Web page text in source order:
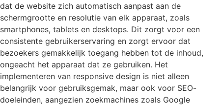
dat de website zich automatisch aanpast aan de
schermgrootte en resolutie van elk apparaat, zoals
smartphones, tablets en desktops. Dit zorgt voor een
consistente gebruikerservaring en zorgt ervoor dat
bezoekers gemakkelijk toegang hebben tot de inhoud,
ongeacht het apparaat dat ze gebruiken. Het
implementeren van responsive design is niet alleen
belangrijk voor gebruiksgemak, maar ook voor SEO-
doeleinden, aangezien zoekmachines zoals Google